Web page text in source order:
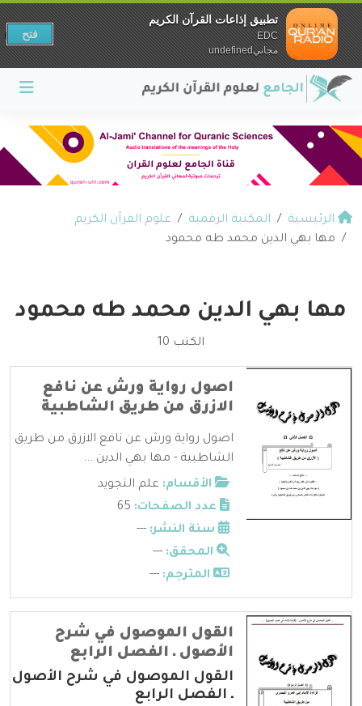
الرئيسية المكتبة الرقمية
علوم القرآن الكريم
مها بهي الدين محمد طه محمود
مها بهي الدين محمد طه محمود
الكتب 10
اصول رواية ورش عن نافع
الازرق من طريق الشاطبية
اصول رواية ورش عن نافع الازرق من طريق
الشاطبية - مها بهي الدين ...
الأقسام: علم التجويد
عدد الصفحات:
سنة النشر: ---
المحقق: ---
المترجم: ---
القول الموصول في شرح
الأصول ـ الفصل الرابع
القول الموصول في شرح الأصول
ـ الفصل الرابع
تطبيق إذاعات القرآن الكريم
EDC
مجانيundefined
فتح